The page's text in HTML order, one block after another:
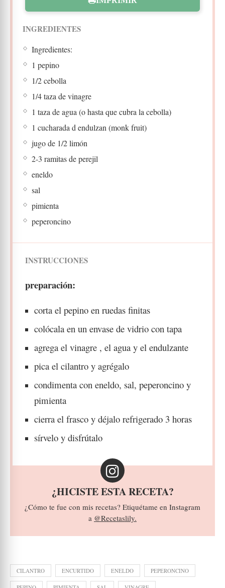
INGREDIENTES
Ingredientes:
1 pepino
1/2 cebolla
1/4 taza de vinagre
1 taza de agua (o hasta que cubra la cebolla)
1 cucharada d endulzan (monk fruit)
jugo de 1/2 limón
2-3 ramitas de perejil
eneldo
sal
pimienta
peperoncino
INSTRUCCIONES
preparación:
corta el pepino en ruedas finitas
colócala en un envase de vidrio con tapa
agrega el vinagre , el agua y el endulzante
pica el cilantro y agrégalo
condimenta con eneldo, sal, peperoncino y
pimienta
cierra el frasco y déjalo refrigerado 3 horas
sírvelo y disfrútalo
¿HICISTE ESTA RECETA?
¿Cómo te fue con mis recetas? Etiquétame en Instagram
a @Recetaslily.
CILANTRO ENCURTIDO ENELDO PEPERONCINO